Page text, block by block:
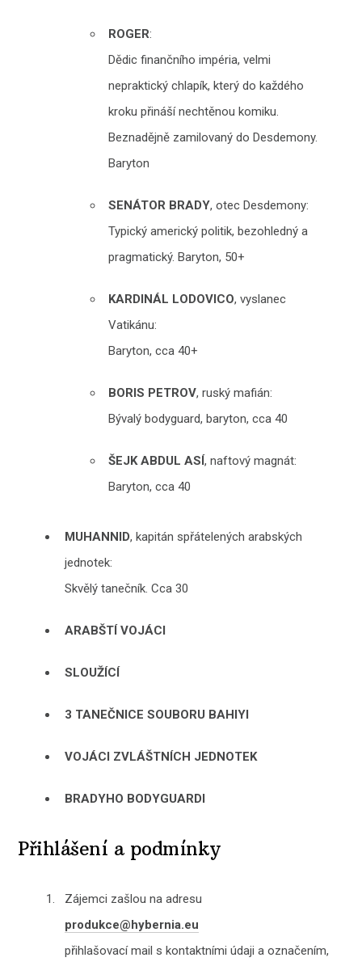
ROGER:
Dědic finančního impéria, velmi
nepraktický chlapík, který do každého
kroku přináší nechtěnou komiku.
Beznadějně zamilovaný do Desdemony.
Baryton
SENÁTOR BRADY, otec Desdemony:
Typický americký politik, bezohledný a
pragmatický. Baryton, 50+
KARDINÁL LODOVICO, vyslanec
Vatikánu:
Baryton, cca 40+
BORIS PETROV, ruský mafián:
Bývalý bodyguard, baryton, cca 40
ŠEJK ABDUL ASÍ, naftový magnát:
Baryton, cca 40
MUHANNID, kapitán spřátelených arabských
jednotek:
Skvělý tanečník. Cca 30
ARABŠTÍ VOJÁCI
SLOUŽÍCÍ
3 TANEČNICE SOUBORU BAHIYI
VOJÁCI ZVLÁŠTNÍCH JEDNOTEK
BRADYHO BODYGUARDI
Přihlášení a podmínky
Zájemci zašlou na adresu
produkce@hybernia.eu
přihlašovací mail s kontaktními údaji a označením,